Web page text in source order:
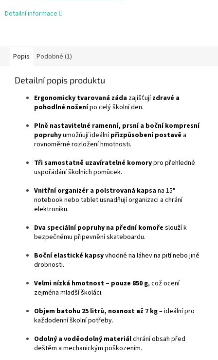
Detailní informace
Popis Podobné (1)
Detailní popis produktu
Ergonomicky tvarovaná záda zajišťujízdravé a
pohodlné nošenípo celý školní den.
Plně nastavitelné ramenní, prsní a boční kompresní
popruhyumožňují ideálnípřizpůsobení postavě a
rovnoměrné rozložení hmotnosti.
Tři samostatně uzavíratelné komorypro přehledné
uspořádání školních pomůcek.
Vnitřní organizér a polstrovaná kapsana 15"
notebook nebo tablet usnadňují organizaci a chrání
elektroniku.
Dva speciální popruhy na přední komoře slouží k
bezpečnému připevnění skateboardu.
Boční elastické kapsyvhodné na láhev na pití nebo jiné
drobnosti.
Velmi nízká hmotnost – pouze 850 g, což ocení
zejména mladší školáci.
Objem batohu 25 litrů, nosnost až 7 kg– ideální pro
každodenní školní potřeby.
Odolný a voděodolný materiálchrání obsah před
deštěm a mechanickým poškozením.